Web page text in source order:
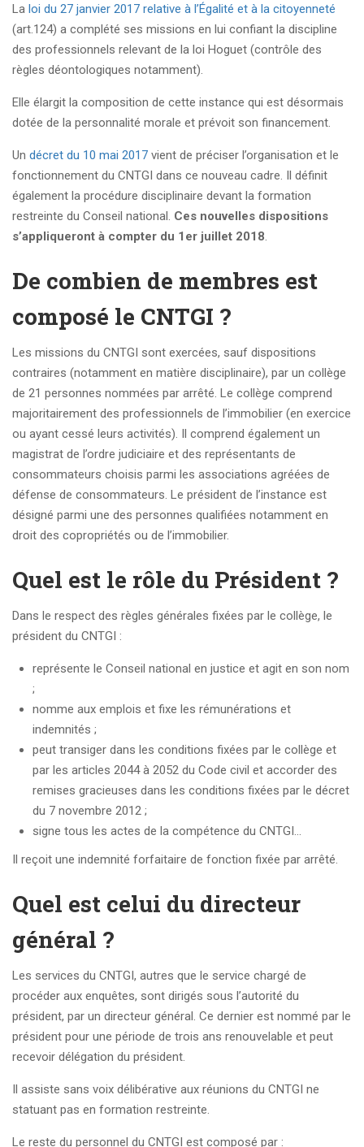
La loi du 27 janvier 2017 relative à l’Égalité et à la citoyenneté
(art.124) a complété ses missions en lui confiant la discipline
des professionnels relevant de la loi Hoguet (contrôle des
règles déontologiques notamment).
Elle élargit la composition de cette instance qui est désormais
dotée de la personnalité morale et prévoit son financement.
Un décret du 10 mai 2017 vient de préciser l’organisation et le
fonctionnement du CNTGI dans ce nouveau cadre. Il définit
également la procédure disciplinaire devant la formation
restreinte du Conseil national. Ces nouvelles dispositions
s’appliqueront à compter du 1er juillet 2018.
De combien de membres est
composé le CNTGI ?
Les missions du CNTGI sont exercées, sauf dispositions
contraires (notamment en matière disciplinaire), par un collège
de 21 personnes nommées par arrêté. Le collège comprend
majoritairement des professionnels de l’immobilier (en exercice
ou ayant cessé leurs activités). Il comprend également un
magistrat de l’ordre judiciaire et des représentants de
consommateurs choisis parmi les associations agréées de
défense de consommateurs. Le président de l’instance est
désigné parmi une des personnes qualifiées notamment en
droit des copropriétés ou de l’immobilier.
Quel est le rôle du Président ?
Dans le respect des règles générales fixées par le collège, le
président du CNTGI :
représente le Conseil national en justice et agit en son nom
;
nomme aux emplois et fixe les rémunérations et
indemnités ;
peut transiger dans les conditions fixées par le collège et
par les articles 2044 à 2052 du Code civil et accorder des
remises gracieuses dans les conditions fixées par le décret
du 7 novembre 2012 ;
signe tous les actes de la compétence du CNTGI…
Il reçoit une indemnité forfaitaire de fonction fixée par arrêté.
Quel est celui du directeur
général ?
Les services du CNTGI, autres que le service chargé de
procéder aux enquêtes, sont dirigés sous l’autorité du
président, par un directeur général. Ce dernier est nommé par le
président pour une période de trois ans renouvelable et peut
recevoir délégation du président.
Il assiste sans voix délibérative aux réunions du CNTGI ne
statuant pas en formation restreinte.
Le reste du personnel du CNTGI est composé par :